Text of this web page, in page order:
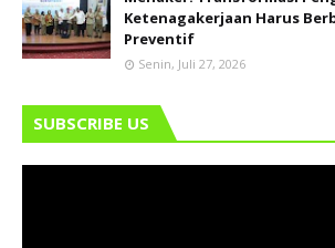
Ketenagakerjaan Harus
Preventif
Senin, Juli 27, 2026
SUBSCRIBE US